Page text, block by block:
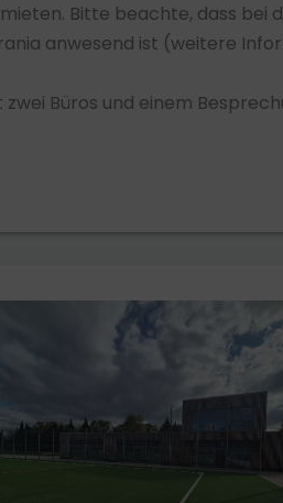
Bitte beachte, dass
anwesend ist (weitere
Büros und einem